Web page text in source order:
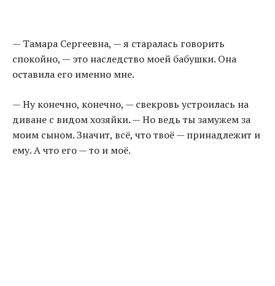
— Тамара Сергеевна, — я старалась говорить
спокойно, — это наследство моей бабушки. Она
оставила его именно мне.
— Ну конечно, конечно, — свекровь устроилась на
диване с видом хозяйки. — Но ведь ты замужем за
моим сыном. Значит, всё, что твоё — принадлежит и
ему. А что его — то и моё.